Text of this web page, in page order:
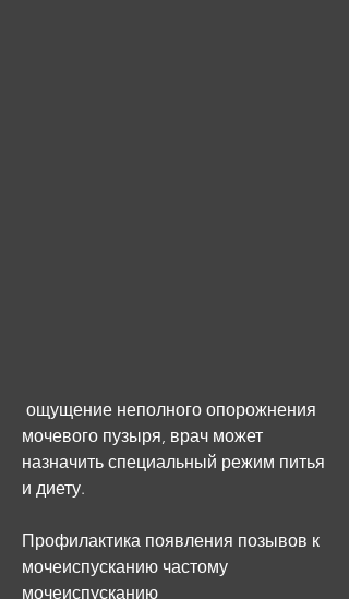
мочевого пузыря, врач может
назначить специальный режим питья
и диету.
Профилактика появления позывов к
мочеиспусканию частому
мочеиспусканию